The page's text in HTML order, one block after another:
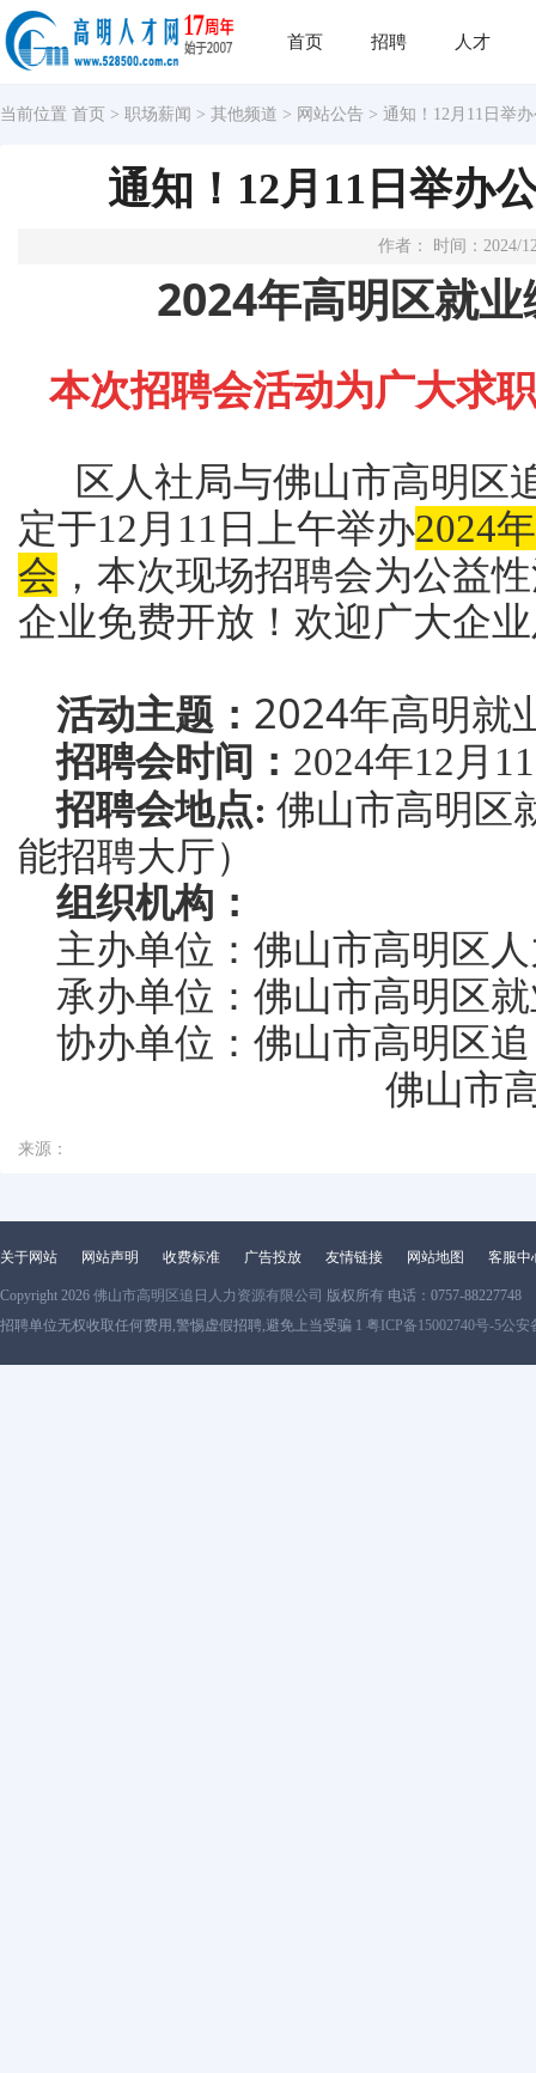
首页 招聘 人才
当前位置 首页 > 职场薪闻 > 其他频道 > 网站公告 > 通知！12月11日举
通知！12月11日举办
作者： 时间：2024/
2024年高明区就
本次招聘会活动为广大求
区人社局与佛山市高明区
定于12月11日上午举办2024
会 ，本次现场招聘会为公益
企业免费开放！欢迎广大企
活动主题： 2024年高明就
招聘会时间： 2024年12月
招聘会地点: 佛山市高明区
能招聘大厅）
组织机构：
主办单位：佛山市高明区
承办单位：佛山市高明区
协办单位：佛山市高明区
佛山市
来源：
关于网站 网站声明 收费标准 广告投放 友情链接 网站地图 客服中
Copyright 2026 佛山市高明区追日人力资源有限公司 版权所有 电话：0757-88227748
招聘单位无权收取任何费用,警惕虚假招聘,避免上当受骗 1 粤ICP备15002740号-5公安